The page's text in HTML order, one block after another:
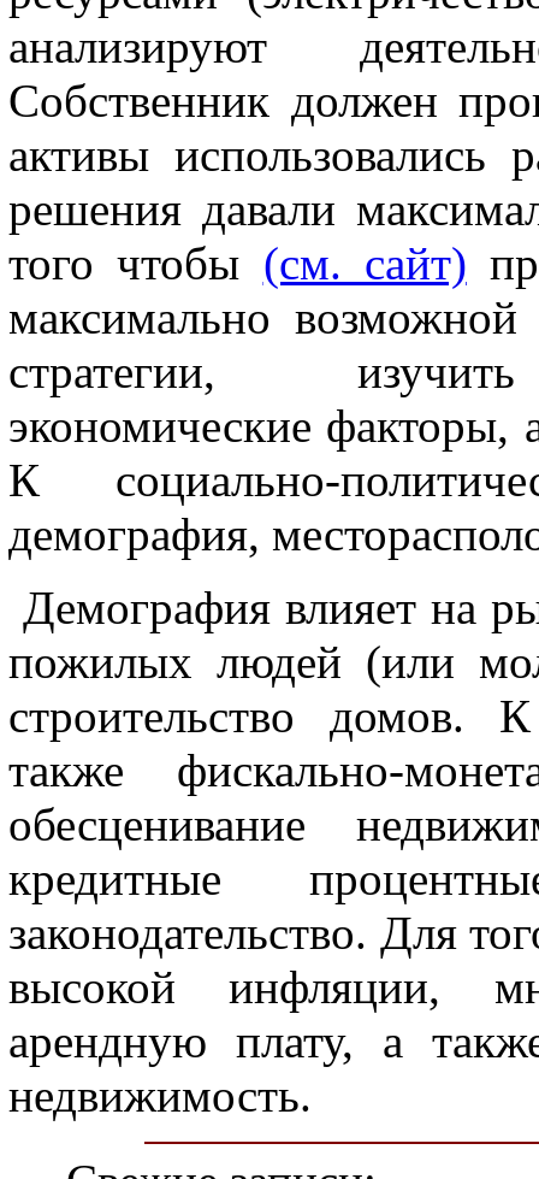
анализируют
Собственник должен
активы использовались
решения давали
того чтобы (см. сайт)
максимально возможной
стратегии, изучить
экономические факторы,
К социально-
демография,
Демография влияет на
пожилых людей (или
строительство домов.
также фискально-
обесценивание
кредитные
законодательство. Для
высокой инфляции,
арендную плату, а
недвижимость.